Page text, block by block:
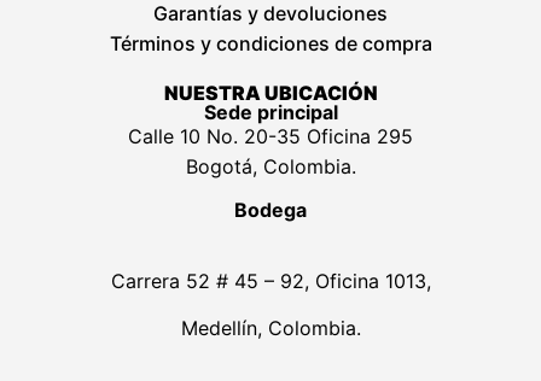
Garantías y devoluciones
Términos y condiciones de compra
NUESTRA UBICACIÓN
Sede principal
Calle 10 No. 20-35 Oficina 295
Bogotá, Colombia.
Bodega
Carrera 52 # 45 – 92, Oficina 1013,
Medellín, Colombia.